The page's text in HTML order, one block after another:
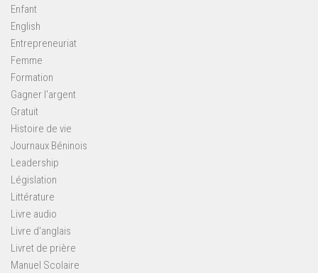
Enfant
English
Entrepreneuriat
Femme
Formation
Gagner l'argent
Gratuit
Histoire de vie
Journaux Béninois
Leadership
Législation
Littérature
Livre audio
Livre d'anglais
Livret de prière
Manuel Scolaire